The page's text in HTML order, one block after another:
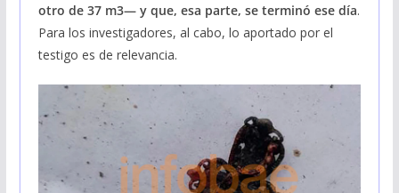
otro de 37 m3— y que, esa parte, se terminó ese día.
Para los investigadores, al cabo, lo aportado por el
testigo es de relevancia.